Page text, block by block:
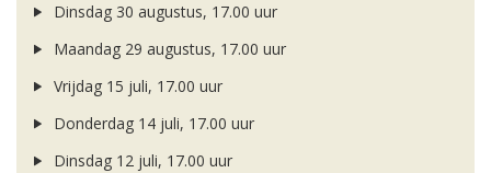
Dinsdag 30 augustus, 17.00 uur
Maandag 29 augustus, 17.00 uur
Vrijdag 15 juli, 17.00 uur
Donderdag 14 juli, 17.00 uur
Dinsdag 12 juli, 17.00 uur